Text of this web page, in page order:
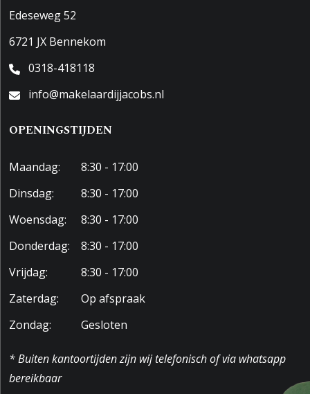
Edeseweg 52
6721 JX Bennekom
0318-418118
info@makelaardijjacobs.nl
OPENINGSTIJDEN
Maandag:
8:30 - 17:00
Dinsdag:
8:30 - 17:00
Woensdag:
8:30 - 17:00
Donderdag:
8:30 - 17:00
Vrijdag:
8:30 - 17:00
Zaterdag:
Op afspraak
Zondag:
Gesloten
* Buiten kantoortijden zijn wij telefonisch of via whatsapp
bereikbaar